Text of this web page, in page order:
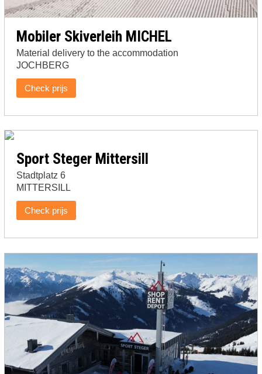
Mobiler Skiverleih MICHEL
Material delivery to the accommodation
JOCHBERG
Check prijs
Sport Steger Mittersill
Stadtplatz 6
MITTERSILL
Check prijs